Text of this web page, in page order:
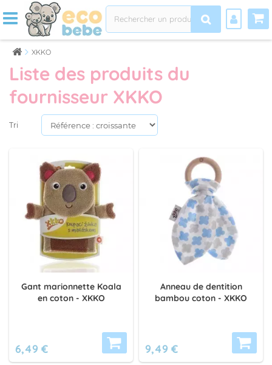
XKKO
Liste des produits du
fournisseur XKKO
Tri
Gant marionnette Koala
en coton - XKKO
6,49 €
Anneau de dentition
bambou coton - XKKO
9,49 €